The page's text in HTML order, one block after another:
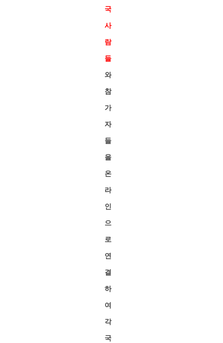
국
사
람
들
와
참
가
자
들
을
온
라
인
으
로
연
결
하
여
각
국